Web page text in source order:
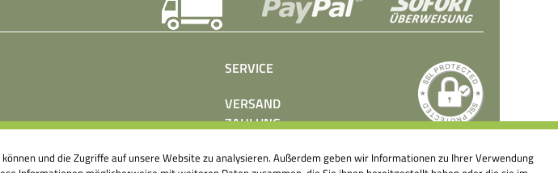
in klimatisierten
SERVICE
VERSAND
ZAHLUNG
PRESSE
und die Zugriffe auf unsere Website zu analysieren. Außerdem geben wir Informationen zu Ihrer Verwendung